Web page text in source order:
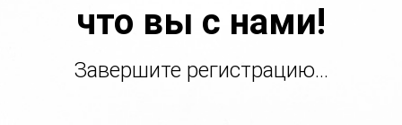
что вы с нами!
Завершите регистрацию...